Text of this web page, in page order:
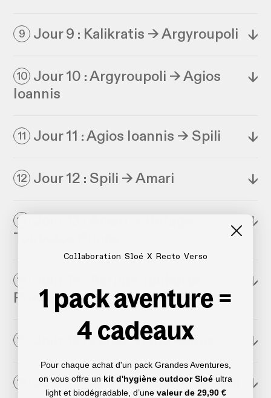
9 Jour 9 : Kalikratis → Argyroupoli ↓
10
Jour 10 : Argyroupoli → Agios
Ioannis
↓
11 Jour 11 : Agios Ioannis → Spili ↓
12 Jour 12 : Spili → Amari ↓
13
Toubotos Prinos
↓
14
Prinos → Zaros
↓
15 Jour 15 : Zaros → Ano Asites ↓
16 Jour 16 : Ano Asites → Archanes ↓
Collaboration Sloé X Recto Verso
1 pack aventure =
4 cadeaux
Pour chaque achat d'un pack Grandes Aventures,
on vous offre un kit d'hygiène outdoor Sloé ultra
light et biodégradable, d’une valeur de 29,90 €